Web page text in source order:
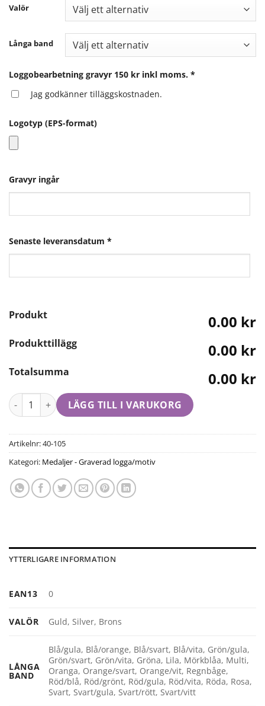
Valör
Långa band
Loggobearbetning gravyr 150 kr inkl moms. *
Jag godkänner tilläggskostnaden.
Logotyp (EPS-format)
Gravyr ingår
Senaste leveransdatum *
Produkt 0.00 kr
Produkttillägg 0.00 kr
Totalsumma 0.00 kr
LÄGG TILL I VARUKORG
Artikelnr:40-105
Kategori: Medaljer - Graverad logga/motiv
YTTERLIGARE INFORMATION
EAN13 0
VALÖR Guld, Silver, Brons
LÅNGA
BAND
Blå/gula, Blå/orange, Blå/svart, Blå/vita, Grön/gula,
Grön/svart, Grön/vita, Gröna, Lila, Mörkblåa, Multi,
Oranga, Orange/svart, Orange/vit, Regnbåge,
Röd/blå, Röd/grönt, Röd/gula, Röd/vita, Röda, Rosa,
Svart, Svart/gula, Svart/rött, Svart/vitt